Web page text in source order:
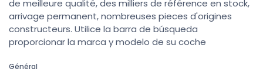
de meilleure qualité, des milliers de référence en stock,
arrivage permanent, nombreuses pieces d'origines
constructeurs. Utilice la barra de búsqueda
proporcionar la marca y modelo de su coche
Général